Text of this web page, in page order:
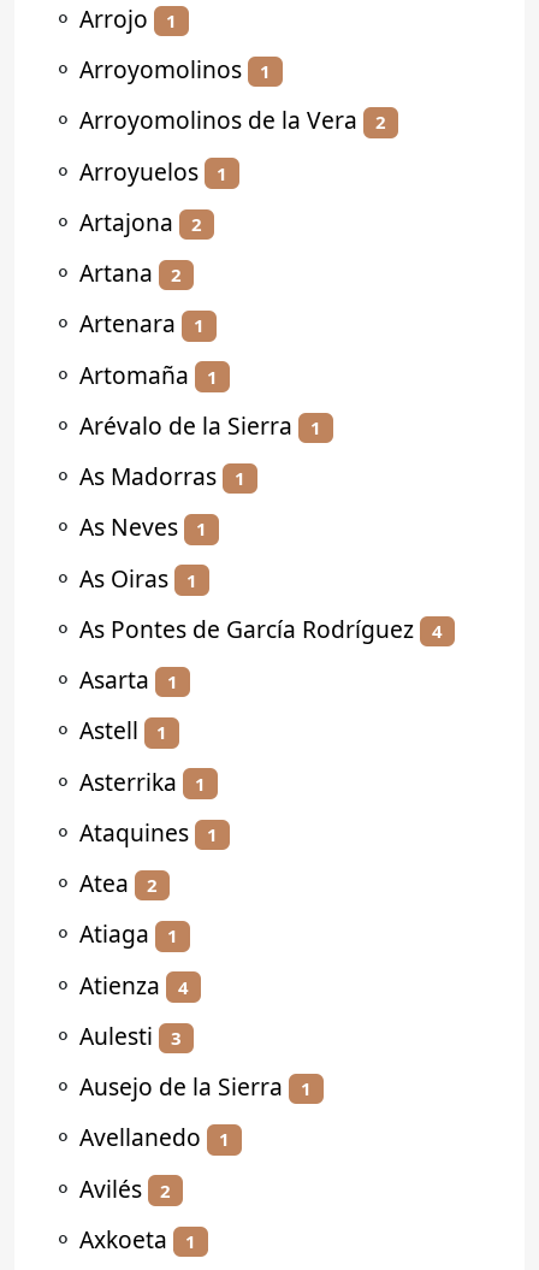
⚬ Arrojo 1
⚬ Arroyomolinos 1
⚬ Arroyomolinos de la Vera 2
⚬ Arroyuelos 1
⚬ Artajona 2
⚬ Artana 2
⚬ Artenara 1
⚬ Artomaña 1
⚬ Arévalo de la Sierra 1
⚬ As Madorras 1
⚬ As Neves 1
⚬ As Oiras 1
⚬ As Pontes de García Rodríguez 4
⚬ Asarta 1
⚬ Astell 1
⚬ Asterrika 1
⚬ Ataquines 1
⚬ Atea 2
⚬ Atiaga 1
⚬ Atienza 4
⚬ Aulesti 3
⚬ Ausejo de la Sierra 1
⚬ Avellanedo 1
⚬ Avilés 2
⚬ Axkoeta 1